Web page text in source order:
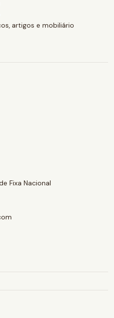
artigos e mobiliário
Fixa Nacional